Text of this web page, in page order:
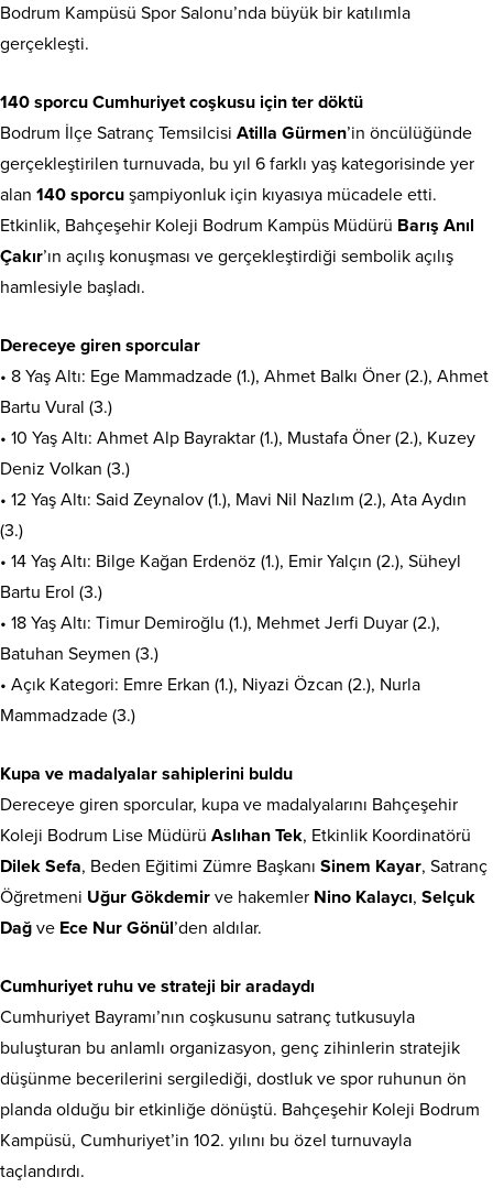
Bodrum Kampüsü Spor Salonu’nda büyük bir katılımla
gerçekleşti.
140 sporcu Cumhuriyet coşkusu için ter döktü
Bodrum İlçe Satranç Temsilcisi Atilla Gürmen’in öncülüğünde
gerçekleştirilen turnuvada, bu yıl 6 farklı yaş kategorisinde yer
alan 140 sporcu şampiyonluk için kıyasıya mücadele etti.
Etkinlik, Bahçeşehir Koleji Bodrum Kampüs Müdürü Barış Anıl
Çakır’ın açılış konuşması ve gerçekleştirdiği sembolik açılış
hamlesiyle başladı.
Dereceye giren sporcular
• 8 Yaş Altı: Ege Mammadzade (1.), Ahmet Balkı Öner (2.), Ahmet
Bartu Vural (3.)
• 10 Yaş Altı: Ahmet Alp Bayraktar (1.), Mustafa Öner (2.), Kuzey
Deniz Volkan (3.)
• 12 Yaş Altı: Said Zeynalov (1.), Mavi Nil Nazlım (2.), Ata Aydın
(3.)
• 14 Yaş Altı: Bilge Kağan Erdenöz (1.), Emir Yalçın (2.), Süheyl
Bartu Erol (3.)
• 18 Yaş Altı: Timur Demiroğlu (1.), Mehmet Jerfi Duyar (2.),
Batuhan Seymen (3.)
• Açık Kategori: Emre Erkan (1.), Niyazi Özcan (2.), Nurla
Mammadzade (3.)
Kupa ve madalyalar sahiplerini buldu
Dereceye giren sporcular, kupa ve madalyalarını Bahçeşehir
Koleji Bodrum Lise Müdürü Aslıhan Tek, Etkinlik Koordinatörü
Dilek Sefa, Beden Eğitimi Zümre Başkanı Sinem Kayar, Satranç
Öğretmeni Uğur Gökdemir ve hakemler Nino Kalaycı, Selçuk
Dağ ve Ece Nur Gönül’den aldılar.
Cumhuriyet ruhu ve strateji bir aradaydı
Cumhuriyet Bayramı’nın coşkusunu satranç tutkusuyla
buluşturan bu anlamlı organizasyon, genç zihinlerin stratejik
düşünme becerilerini sergilediği, dostluk ve spor ruhunun ön
planda olduğu bir etkinliğe dönüştü. Bahçeşehir Koleji Bodrum
Kampüsü, Cumhuriyet’in 102. yılını bu özel turnuvayla
taçlandırdı.